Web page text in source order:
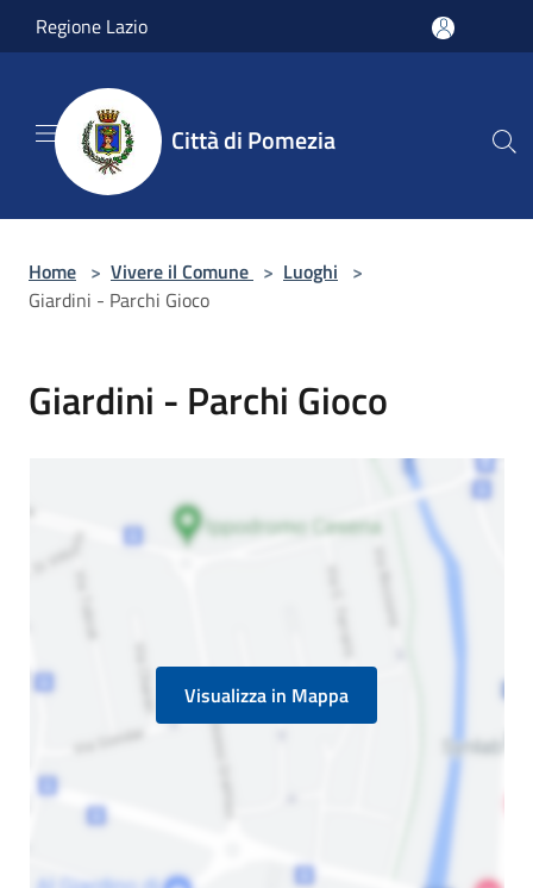
Salta al contenuto principale
Regione Lazio
Città di Pomezia
Home > Vivere il Comune > Luoghi >
Giardini - Parchi Gioco
Giardini - Parchi Gioco
Visualizza in Mappa